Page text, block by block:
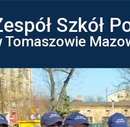
Szkół
Tomaszowie